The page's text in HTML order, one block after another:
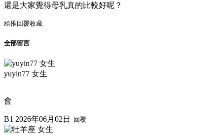
還是大家覺得母乳真的比較好呢？
給推回覆收藏
全部留言
yuyin77 女生
會
B1 2026年06月02日 回覆